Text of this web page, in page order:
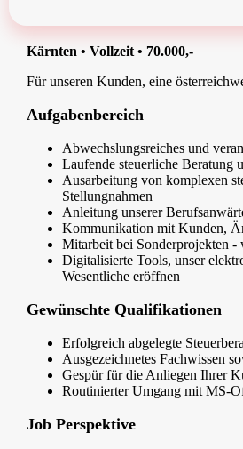
Kärnten • Vollzeit • 70.000,-
Für unseren Kunden, eine
Aufgabenbereich
Abwechslungsreiches und
Laufende steuerliche Beratung
Ausarbeitung von komplexen
Stellungnahmen
Anleitung unserer
Kommunikation mit Kunden,
Mitarbeit bei Sonderprojekten
Digitalisierte Tools, unser
Wesentliche eröffnen
Gewünschte Qualifikationen
Erfolgreich abgelegte
Ausgezeichnetes Fachwissen
Gespür für die Anliegen Ihrer
Routinierter Umgang mit MS-
Job Perspektive